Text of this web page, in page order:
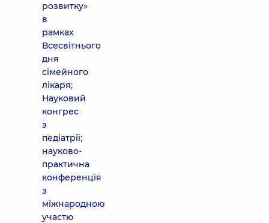
розвитку»
в
рамках
Всесвітнього
дня
сімейного
лікаря;
Науковий
конгрес
з
педіатрії;
науково-
практична
конференція
з
міжнародною
участю